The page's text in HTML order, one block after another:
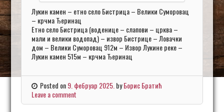
Лукин камен – етно село Бистрица – Велики Суморовац
– крчма Ђеринац
Етно село Бистрица (воденице – слапови – црква –
мали и велики водопад) – извор Бистрице – Ловачки
дом – Велики Суморовац 912м – Извор Лукине реке –
Лукин камен 515м – крчма Ђеринац
Posted on9. фебруар 2025. byБорис Братић
Leave a comment